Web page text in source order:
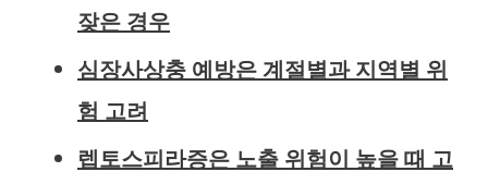
잦은 경우
심장사상충 예방은 계절별과 지역별 위
험 고려
렙토스피라증은 노출 위험이 높을 때 고